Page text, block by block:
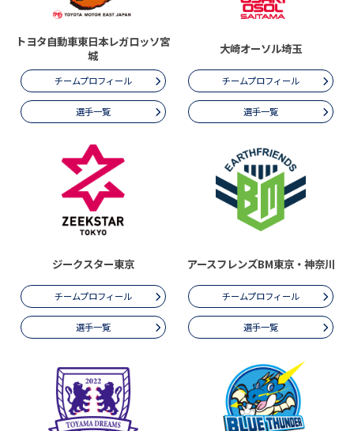
トヨタ自動車東日本レガロッソ宮
城
チームプロフィール
選手一覧
大崎オーソル埼玉
チームプロフィール
選手一覧
ジークスター東京
チームプロフィール
選手一覧
アースフレンズBM東京・神奈川
チームプロフィール
選手一覧